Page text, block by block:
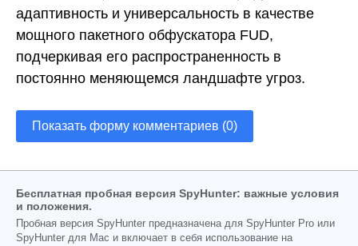
адаптивность и универсальность в качестве
мощного пакетного обфускатора FUD,
подчеркивая его распространенность в
постоянно меняющемся ландшафте угроз.
Показать форму комментариев (0)
Бесплатная пробная версия SpyHunter: важные условия
и положения.
Пробная версия SpyHunter предназначена для SpyHunter Pro или
SpyHunter для Mac и включает в себя использование на